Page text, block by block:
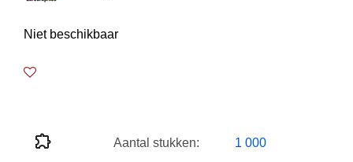
Niet beschikbaar
Aantal stukken: 1 000